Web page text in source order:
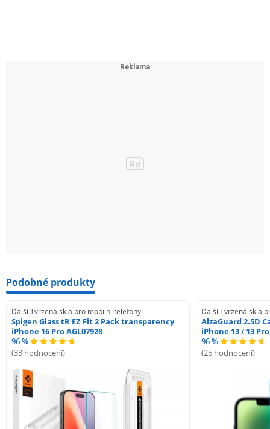
Podobné produkty
Další Tvrzená skla pro mobilní telefony
Spigen Glass tR EZ Fit 2 Pack transparency
iPhone 16 Pro AGL07928
96 %
(33 hodnocení)
Další Tvrzená skla
AlzaGuard 2.5D
iPhone 13 / 13 Pro
96 %
(25 hodnocení)